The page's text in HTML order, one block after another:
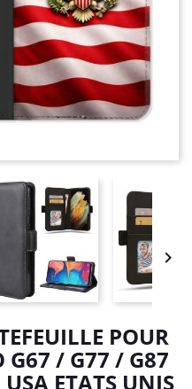

POUR
G67 / G77 / G87
ETATS UNIS